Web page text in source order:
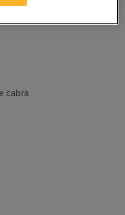
250 g de formatge cremós de cabra